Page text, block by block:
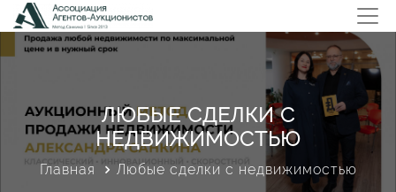
ЛЮБЫЕ СДЕЛКИ С
НЕДВИЖИМОСТЬЮ
Главная Любые сделки с недвижимостью